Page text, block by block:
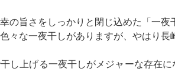
の旨さをしっかりと閉じ込めた「一
々な一夜干しがありますが、やはり長
し上げる一夜干しがメジャーな存在